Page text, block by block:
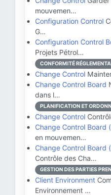
mouvemen…
Configuration Control
G…
Configuration Control
Projets Pétrol…
CONFORMITÉ
Change Control
Change Control Board
dans l…
PLANIFICATION ET
Change Control
Change Control Board
en mouvemen…
Change Control Board
Contrôle des Cha…
GESTION DES PARTIES
Client Environment
Environnement …